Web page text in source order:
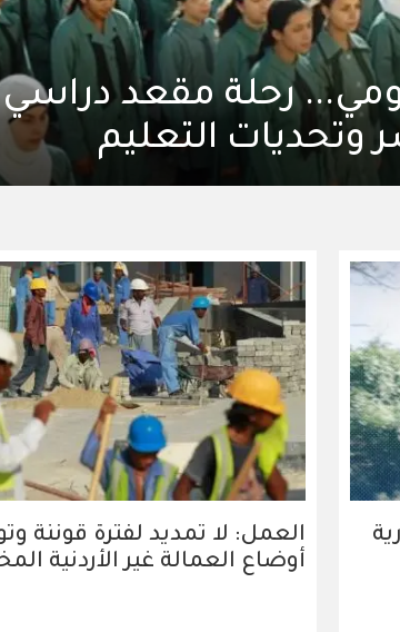
صدمة الرفض الى مظلة
في الأردن.
العمل: لا تمديد لفترة قوننة
أوضاع العمالة غير الأردنية